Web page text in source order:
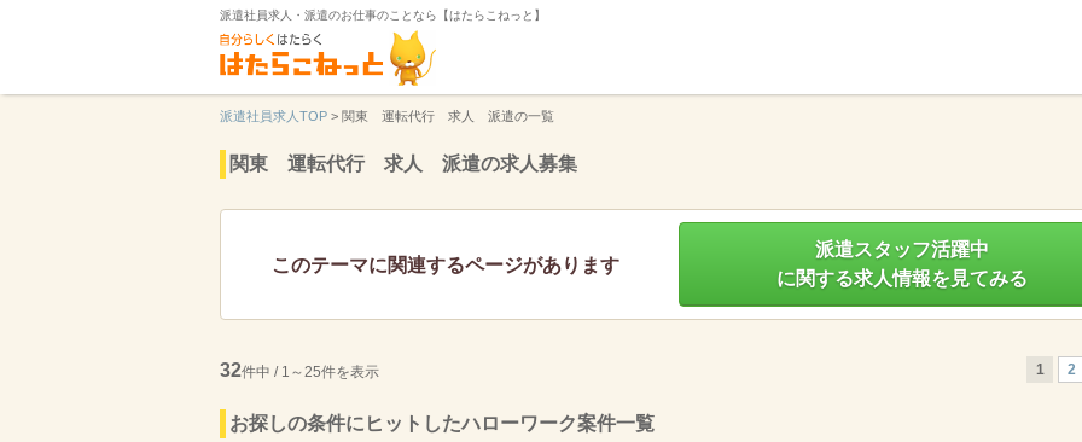
派遣社員求人・派遣のお仕事のことなら【はたらこねっと】
派遣社員求人TOP > 関東 運転代行 求人 派遣の一覧
関東 運転代行 求人 派遣の求人募集
このテーマに関連するページがあります
派遣スタッフ活躍中
に関する求人情報を見てみる
32件中 / 1～25件を表示 1 2
お探しの条件にヒットしたハローワーク案件一覧